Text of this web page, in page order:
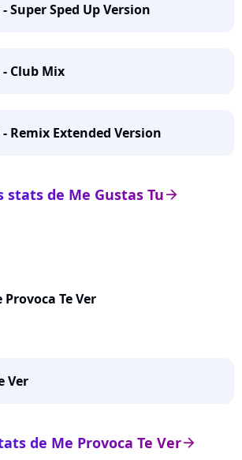
Super Sped Up Version
- Club Mix
Remix Extended Version
arrow_right
stats de Me Gustas Tu
Provoca Te Ver
Ver
arrow_right
de Me Provoca Te Ver